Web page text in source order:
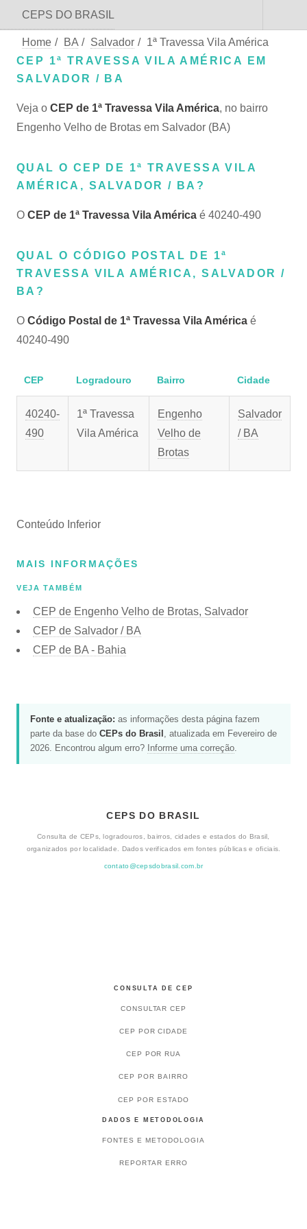
CEPS DO BRASIL
Home / BA / Salvador / 1ª Travessa Vila América
CEP 1ª TRAVESSA VILA AMÉRICA EM
SALVADOR / BA
Veja o CEP de 1ª Travessa Vila América, no bairro
Engenho Velho de Brotas em Salvador (BA)
QUAL O CEP DE 1ª TRAVESSA VILA
AMÉRICA, SALVADOR / BA?
O CEP de 1ª Travessa Vila América é 40240-490
QUAL O CÓDIGO POSTAL DE 1ª
TRAVESSA VILA AMÉRICA, SALVADOR /
BA?
O Código Postal de 1ª Travessa Vila América é
40240-490
CEP Logradouro Bairro Cidade
40240-
490
1ª Travessa
Vila América
Engenho
Velho de
Brotas
Salvador
/ BA
Conteúdo Inferior
MAIS INFORMAÇÕES
VEJA TAMBÉM
CEP de Engenho Velho de Brotas, Salvador
CEP de Salvador / BA
CEP de BA - Bahia
Fonte e atualização: as informações desta página fazem
parte da base do CEPs do Brasil , atualizada em Fevereiro de
2026. Encontrou algum erro? Informe uma correção.
CEPS DO BRASIL
Consulta de CEPs, logradouros, bairros, cidades e estados do Brasil,
organizados por localidade. Dados verificados em fontes públicas e oficiais.
contato@cepsdobrasil.com.br
CONSULTA DE CEP
CONSULTAR CEP
CEP POR CIDADE
CEP POR RUA
CEP POR BAIRRO
CEP POR ESTADO
DADOS E METODOLOGIA
FONTES E METODOLOGIA
REPORTAR ERRO